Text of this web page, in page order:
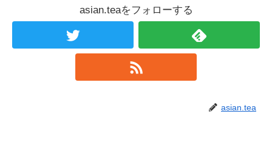
asian.teaをフォローする
asian.tea